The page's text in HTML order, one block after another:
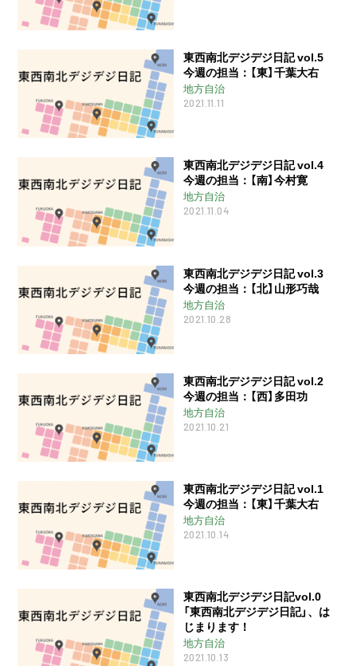
東西南北デジデジ日記 vol.5
今週の担当：【東】千葉大右
地方自治
2021.11.11
東西南北デジデジ日記 vol.4
今週の担当：【南】今村寛
地方自治
2021.11.04
東西南北デジデジ日記 vol.3
今週の担当：【北】山形巧哉
地方自治
2021.10.28
東西南北デジデジ日記 vol.2
今週の担当：【西】多田功
地方自治
2021.10.21
東西南北デジデジ日記 vol.1
今週の担当：【東】千葉大右
地方自治
2021.10.14
東西南北デジデジ日記vol.0
「東西南北デジデジ日記」、は
じまります！
地方自治
2021.10.13